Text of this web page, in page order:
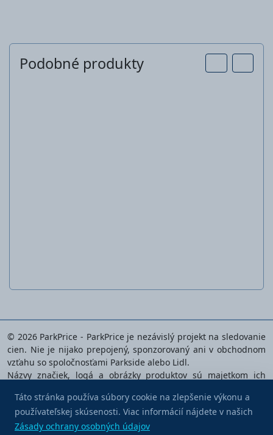
Podobné produkty
© 2026 ParkPrice - ParkPrice je nezávislý projekt na sledovanie
cien. Nie je nijako prepojený, sponzorovaný ani v obchodnom
vzťahu so spoločnosťami Parkside alebo Lidl.
Názvy značiek, logá a obrázky produktov sú majetkom ich
analyzovaných produktov.
Zásady ochrany osobných údajov |Podmienky používania|
Nastavenia súborov cookie|Kontaktujte nás
Kúpte mi kávu
Táto stránka používa súbory cookie na zlepšenie výkonu a
používateľskej skúsenosti. Viac informácií nájdete v našich
Zásady ochrany osobných údajov